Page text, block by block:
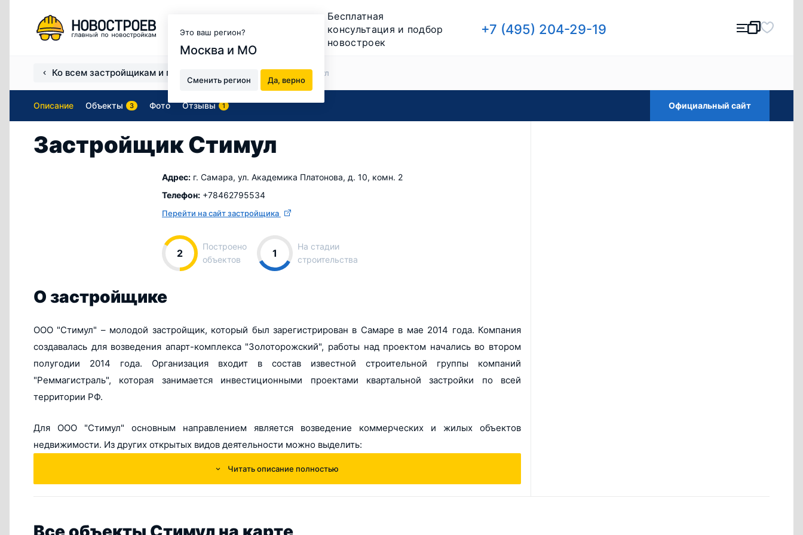
Это ваш регион?
Москва и МО
Сменить регион Да, верно
Бесплатная
консультация и подбор
новостроек
+7 (495) 204-29-19
Ко всем застройщикам и продавцам Застройщики Стимул
Описание Объекты 3 Фото Отзывы 1 Официальный сайт
Застройщик Стимул
Адрес: г. Самара, ул. Академика Платонова, д. 10, комн. 2
Телефон: +78462795534
Перейти на сайт застройщика
2
Построено
объектов
1
На стадии
строительства
О застройщике
ООО "Стимул" – молодой застройщик, который был зарегистрирован в Самаре в мае 2014 года. Компания
создавалась для возведения апарт-комплекса "Золоторожский", работы над проектом начались во втором
полугодии 2014 года. Организация входит в состав известной строительной группы компаний
"Реммагистраль", которая занимается инвестиционными проектами квартальной застройки по всей
территории РФ.
Для ООО "Стимул" основным направлением является возведение коммерческих и жилых объектов
недвижимости. Из других открытых видов деятельности можно выделить:
разбор и снос старых строений и зданий;
Читать описание полностью